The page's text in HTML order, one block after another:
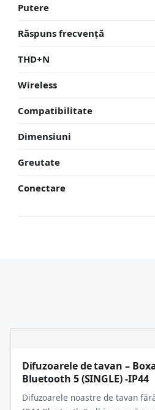
Putere
Răspuns frecvență
THD+N
Wireless
Compatibilitate
Dimensiuni
Greutate
Conectare
Difuzoarele de tavan –
Bluetooth 5 (SINGLE) -IP44
Difuzoarele noastre de tavan